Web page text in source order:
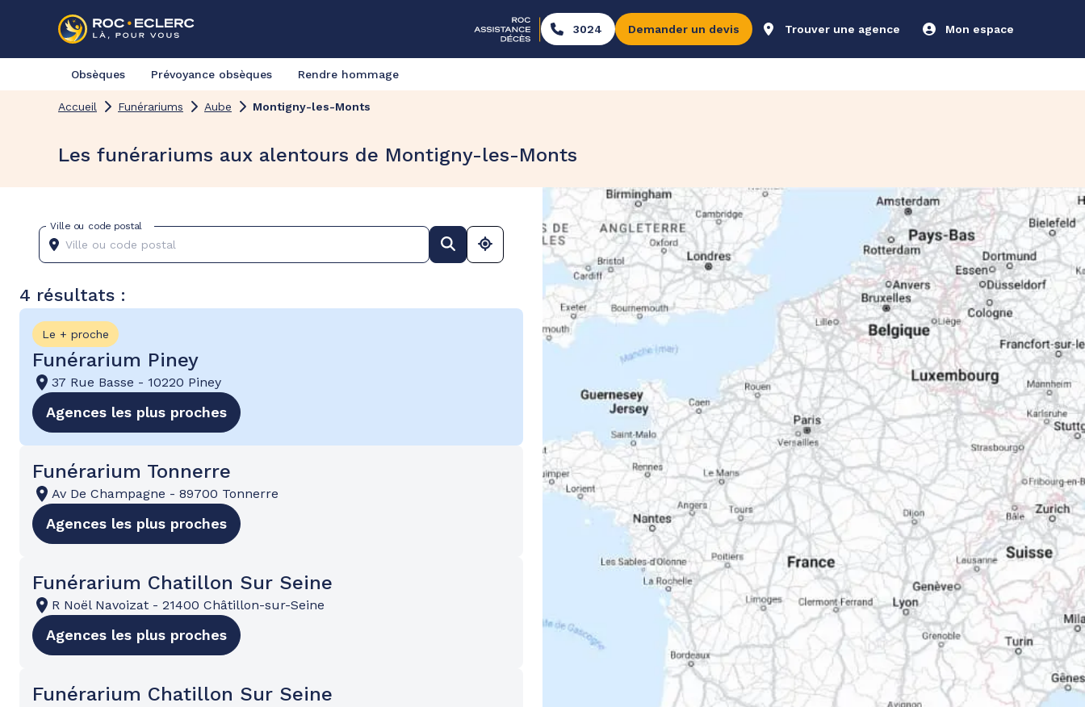
3024 Demander un devis Trouver une agence Mon espace
Obsèques Prévoyance obsèques Rendre hommage
Accueil Funérariums Aube Montigny-les-Monts
Les funérariums aux alentours de Montigny-les-Monts
Ville ou code postal
4 résultats :
Le + proche
Funérarium Piney
37 Rue Basse - 10220 Piney
Agences les plus proches
Funérarium Tonnerre
Av De Champagne - 89700 Tonnerre
Agences les plus proches
Funérarium Chatillon Sur Seine
R Noël Navoizat - 21400 Châtillon-sur-Seine
Agences les plus proches
Funérarium Chatillon Sur Seine